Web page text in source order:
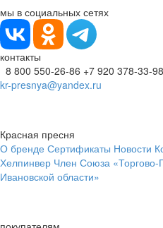
мы в социальных сетях
контакты
8 800 550-26-86 +7 920 378-33-98
kr-presnya@yandex.ru
Красная пресня
О бренде Сертификаты Новости
Хелпинвер Член Союза
Ивановской области»